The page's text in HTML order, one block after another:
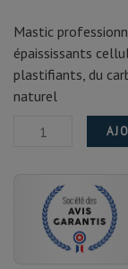
Mastic
épaississants
plastifiants, du
naturel